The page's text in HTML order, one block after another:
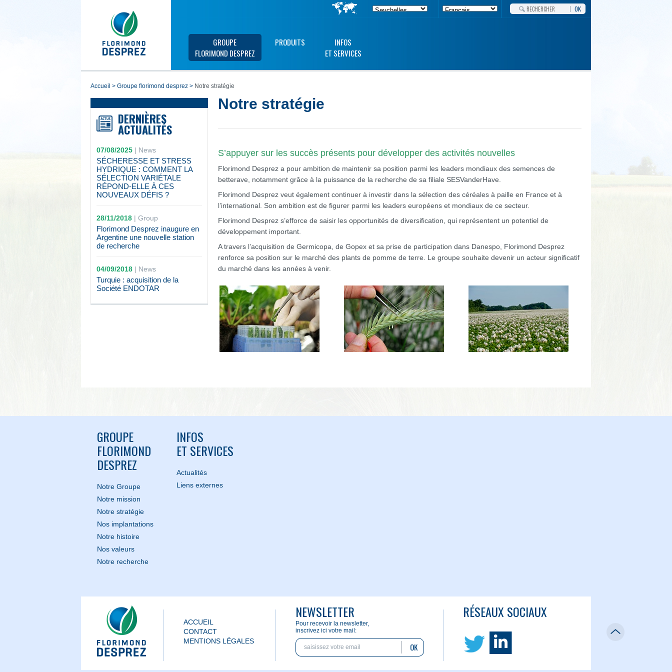
OK
GROUPE
FLORIMOND DESPREZ
PRODUITS
INFOS
ET SERVICES
accueil > groupe florimond desprez > Notre stratégie
DERNIÈRES
ACTUALITÉS
07/08/2025| News
SÉCHERESSE ET STRESS
HYDRIQUE : COMMENT LA
SÉLECTION VARIÉTALE
RÉPOND-ELLE À CES
NOUVEAUX DÉFIS ?
28/11/2018| Group
Florimond Desprez inaugure en
Argentine une nouvelle station
de recherche
04/09/2018| News
Turquie : acquisition de la
Société ENDOTAR
Notre stratégie
S’appuyer sur les succès présents pour développer des activités nouvelles
Florimond Desprez a pour ambition de maintenir sa position parmi les leaders mondiaux des semences de
betterave, notamment grâce à la puissance de la recherche de sa filiale SESVanderHave.
Florimond Desprez veut également continuer à investir dans la sélection des céréales à paille en France et à
l’international. Son ambition est de figurer parmi les leaders européens et mondiaux de ce secteur.
Florimond Desprez s’efforce de saisir les opportunités de diversification, qui représentent un potentiel de
développement important.
A travers l’acquisition de Germicopa, de Gopex et sa prise de participation dans Danespo, Florimond Desprez
renforce sa position sur le marché des plants de pomme de terre. Le groupe souhaite devenir un acteur significatif
du marché dans les années à venir.
GROUPE
FLORIMOND
DESPREZ
Notre Groupe
Notre mission
Notre stratégie
Nos implantations
Notre histoire
Nos valeurs
Notre recherche
INFOS
ET SERVICES
Actualités
Liens externes
ACCUEIL
CONTACT
MENTIONS LÉGALES
NEWSLETTER
Pour recevoir la newsletter,
inscrivez ici votre mail:
OK
RÉSEAUX SOCIAUX